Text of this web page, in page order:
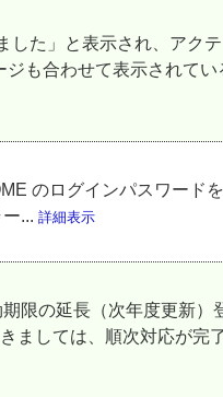
した」と表示され、アクテ
も合わせて表示されてい
のログインパスワード
... 詳細表示
限の延長（次年度更新）
ましては、順次対応が完